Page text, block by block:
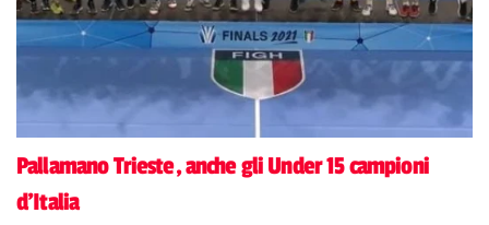
Pallamano Trieste, anche gli Under 15 campioni
d'Italia